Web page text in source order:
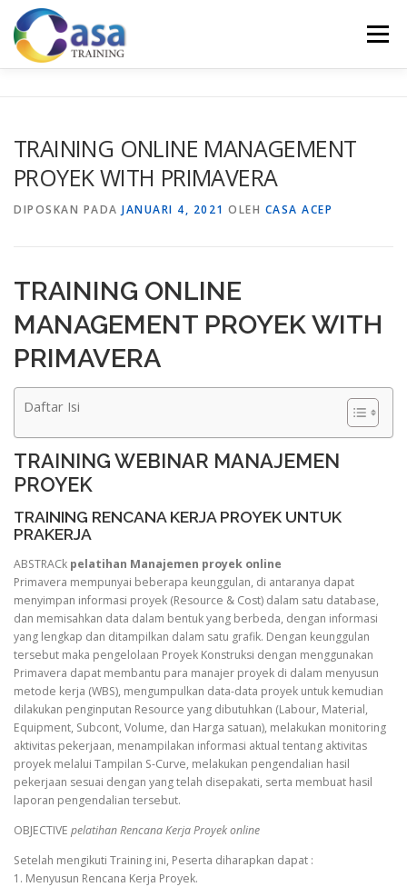
Lompat
konten
Menu
KONTAK KAMI SERTIFIKASI EVALUASI
TRAINING ONLINE MANAGEMENT
PROYEK WITH PRIMAVERA
DIPOSKAN PADA JANUARI 4, 2021 OLEH CASA ACEP
TRAINING ONLINE
MANAGEMENT PROYEK WITH
PRIMAVERA
Daftar Isi
TRAINING WEBINAR MANAJEMEN
PROYEK
TRAINING RENCANA KERJA PROYEK UNTUK
PRAKERJA
ABSTRACk pelatihan Manajemen proyek online
Primavera mempunyai beberapa keunggulan, di antaranya dapat
menyimpan informasi proyek (Resource & Cost) dalam satu database,
dan memisahkan data dalam bentuk yang berbeda, dengan informasi
yang lengkap dan ditampilkan dalam satu grafik. Dengan keunggulan
tersebut maka pengelolaan Proyek Konstruksi dengan menggunakan
Primavera dapat membantu para manajer proyek di dalam menyusun
metode kerja (WBS), mengumpulkan data-data proyek untuk kemudian
dilakukan penginputan Resource yang dibutuhkan (Labour, Material,
Equipment, Subcont, Volume, dan Harga satuan), melakukan monitoring
aktivitas pekerjaan, menampilakan informasi aktual tentang aktivitas
proyek melalui Tampilan S-Curve, melakukan pengendalian hasil
pekerjaan sesuai dengan yang telah disepakati, serta membuat hasil
laporan pengendalian tersebut.
OBJECTIVE pelatihan Rencana Kerja Proyek online
Setelah mengikuti Training ini, Peserta diharapkan dapat :
1. Menyusun Rencana Kerja Proyek.